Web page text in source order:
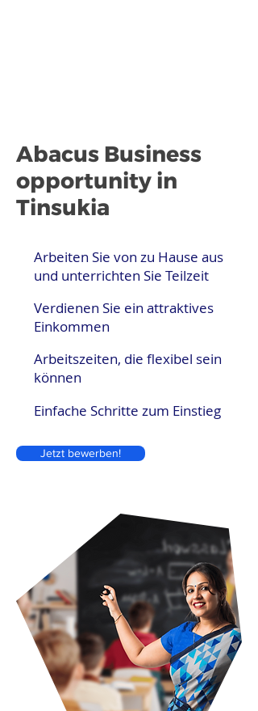
Abacus Business
opportunity in
Tinsukia
Arbeiten Sie von zu Hause aus
und unterrichten Sie Teilzeit
Verdienen Sie ein attraktives
Einkommen
Arbeitszeiten, die flexibel sein
können
Einfache Schritte zum Einstieg
Jetzt bewerben!